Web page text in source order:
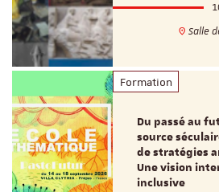
Salle
Formation
Du passé au
source
de stratégies
Une vision
inclusive